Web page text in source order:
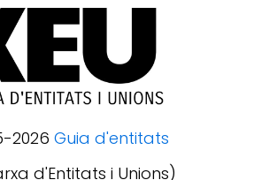
2026 Guia d'entitats
d'Entitats i Unions)